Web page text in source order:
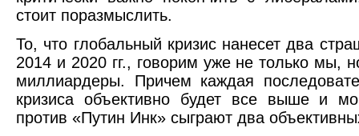
стоит поразмыслить.
То, что глобальный кризис нанесет два
2014 и 2020 гг., говорим уже не только мы,
миллиардеры. Причем каждая
кризиса объективно будет все выше и
против «Путин Инк» сыграют два